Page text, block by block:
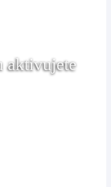
aktivujete